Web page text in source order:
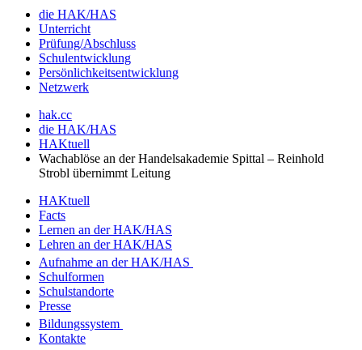
die HAK/HAS
Unterricht
Prüfung/Abschluss
Schulentwicklung
Persönlichkeitsentwicklung
Netzwerk
hak.cc
die HAK/HAS
HAKtuell
Wachablöse an der Handelsakademie Spittal – Reinhold
Strobl übernimmt Leitung
HAKtuell
Facts
Lernen an der HAK/HAS
Lehren an der HAK/HAS
Aufnahme an der HAK/HAS
Schulformen
Schulstandorte
Presse
Bildungssystem
Kontakte